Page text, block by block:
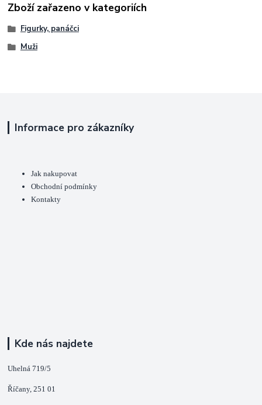
Zboží zařazeno v kategoriích
Figurky, panáčci
Muži
Informace pro zákazníky
Jak nakupovat
Obchodní podmínky
Kontakty
Kde nás najdete
Uhelná 719/5
Říčany, 251 01